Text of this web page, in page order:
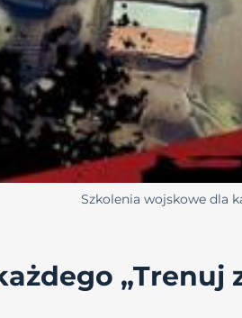
Szkolenia wojskowe dla
„Trenuj